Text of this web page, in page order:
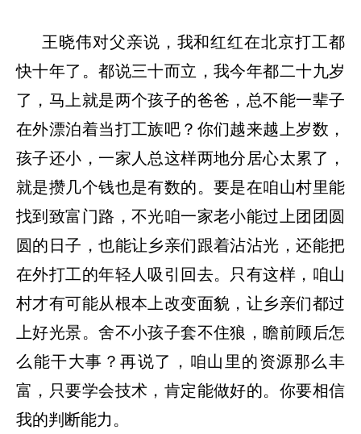
王晓伟对父亲说，我和红红在北京打工都
快十年了。都说三十而立，我今年都二十九岁
了，马上就是两个孩子的爸爸，总不能一辈子
在外漂泊着当打工族吧？你们越来越上岁数，
孩子还小，一家人总这样两地分居心太累了，
就是攒几个钱也是有数的。要是在咱山村里能
找到致富门路，不光咱一家老小能过上团团圆
圆的日子，也能让乡亲们跟着沾沾光，还能把
在外打工的年轻人吸引回去。只有这样，咱山
村才有可能从根本上改变面貌，让乡亲们都过
上好光景。舍不小孩子套不住狼，瞻前顾后怎
么能干大事？再说了，咱山里的资源那么丰
富，只要学会技术，肯定能做好的。你要相信
我的判断能力。